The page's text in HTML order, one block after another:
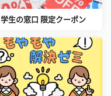
学生の窓口 限定クーポン